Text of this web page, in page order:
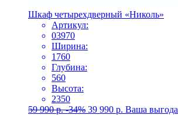
Шкаф четырехдверный «Николь»
Артикул:
03970
Ширина:
1760
Глубина:
560
Высота:
2350
59 990р. -34% 39 990 р. Ваша выгода